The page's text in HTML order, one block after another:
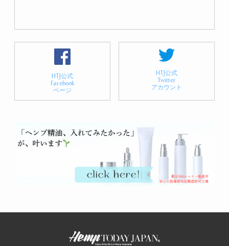
HTJ公式
Facebook
ページ
HTJ公式
Twitter
アカウント